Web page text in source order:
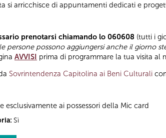
si arricchisce di appuntamenti dedicati e
prenotarsi chiamando lo 060608 (tutti i
persone possono aggiungersi anche il giorno
AVVISI prima di programmare la tua visita al
Sovrintendenza Capitolina ai Beni Culturali
esclusivamente ai possessori della Mic card
Sì